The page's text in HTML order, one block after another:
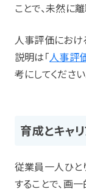
ことで、未然に
人事評価におけ
説明は「人事評
考にしてください
育成とキャ
従業員一人ひと
することで、画